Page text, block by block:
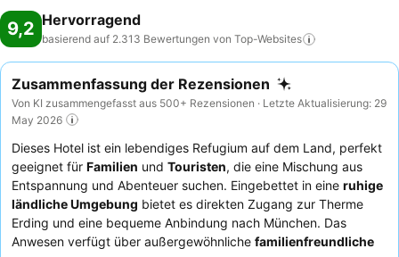
9,2 Hervorragend
basierend auf 2.313 Bewertungen von Top-Websites
Zusammenfassung der Rezensionen
Von KI zusammengefasst aus 500+ Rezensionen · Letzte Aktualisierung: 29
May 2026
Dieses Hotel ist ein lebendiges Refugium auf dem Land, perfekt
geeignet für Familien und Touristen, die eine Mischung aus
Entspannung und Abenteuer suchen. Eingebettet in eine ruhige
ländliche Umgebung bietet es direkten Zugang zur Therme
Erding und eine bequeme Anbindung nach München. Das
Anwesen verfügt über außergewöhnliche familienfreundliche